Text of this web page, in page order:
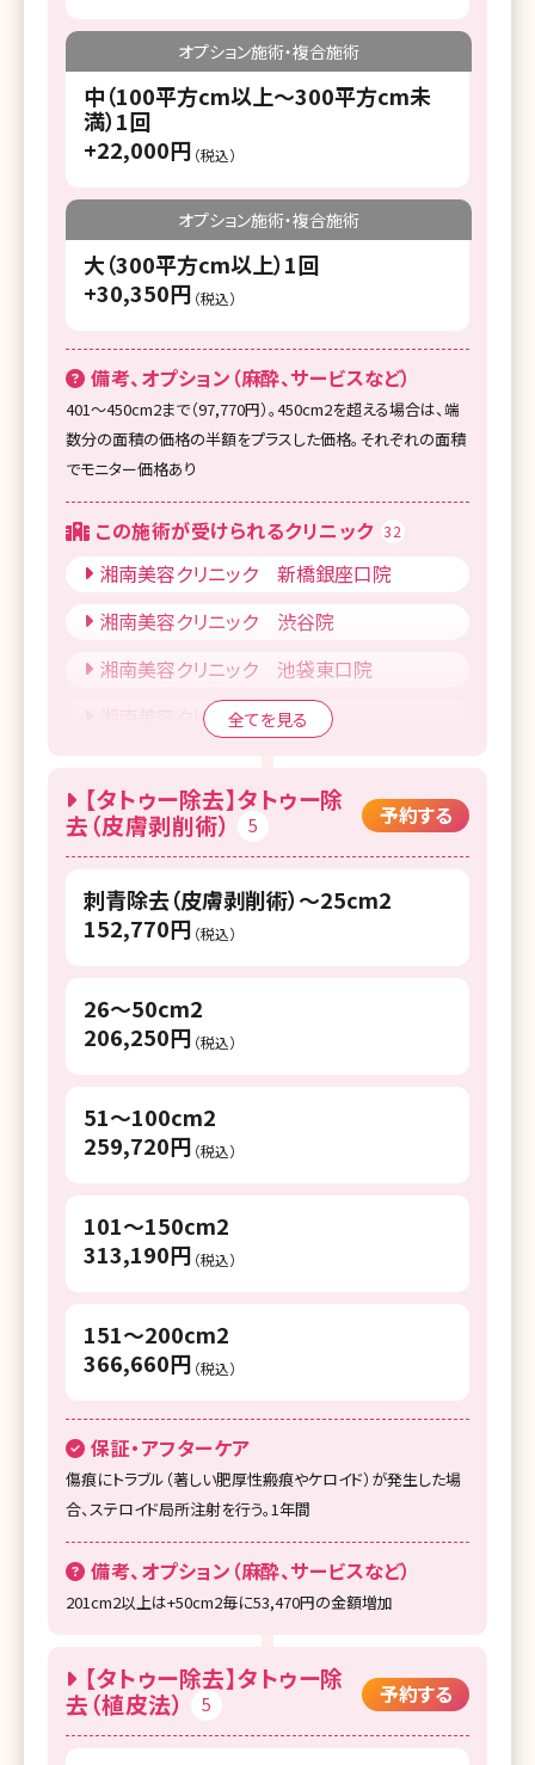
オプション施術・複合施術
中（100平方cm以上〜300平方cm未
満）1回
+22,000円 （税込）
オプション施術・複合施術
大（300平方cm以上）1回
+30,350円 （税込）
備考、オプション（麻酔、サービスなど）
401～450cm2まで（97,770円）。450cm2を超える場合は、端
数分の面積の価格の半額をプラスした価格。それぞれの面積
でモニター価格あり
この施術が受けられるクリニック 32
湘南美容クリニック 新橋銀座口院
湘南美容クリニック 渋谷院
湘南美容クリニック 池袋東口院
湘南美容クリニック 上野院
湘南美容クリニック 赤羽院
（閉院）湘南美容クリニック 札幌大通院
湘南美容クリニック 仙台院
湘南美容クリニック 水戸院
湘南美容クリニック 宇都宮院
湘南美容クリニック 大宮東口院
湘南美容クリニック 川越院
湘南美容クリニック 船橋院
湘南美容クリニック 柏院
湘南美容クリニック 横浜東口院
湘南美容クリニック 川崎院
湘南美容クリニック 横須賀中央院
湘南美容クリニック 新潟院
湘南美容クリニック 金沢院
全てを見る
【タトゥー除去】タトゥー除
去（皮膚剥削術）
5 予約する
刺青除去（皮膚剥削術）～25cm2
152,770円 （税込）
26～50cm2
206,250円 （税込）
51～100cm2
259,720円 （税込）
101～150cm2
313,190円 （税込）
151～200cm2
366,660円 （税込）
保証・アフターケア
傷痕にトラブル（著しい肥厚性瘢痕やケロイド）が発生した場
合、ステロイド局所注射を行う。1年間
備考、オプション（麻酔、サービスなど）
201cm2以上は+50cm2毎に53,470円の金額増加
【タトゥー除去】タトゥー除
去（植皮法）
5 予約する